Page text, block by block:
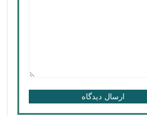
ارسال دیدگاه